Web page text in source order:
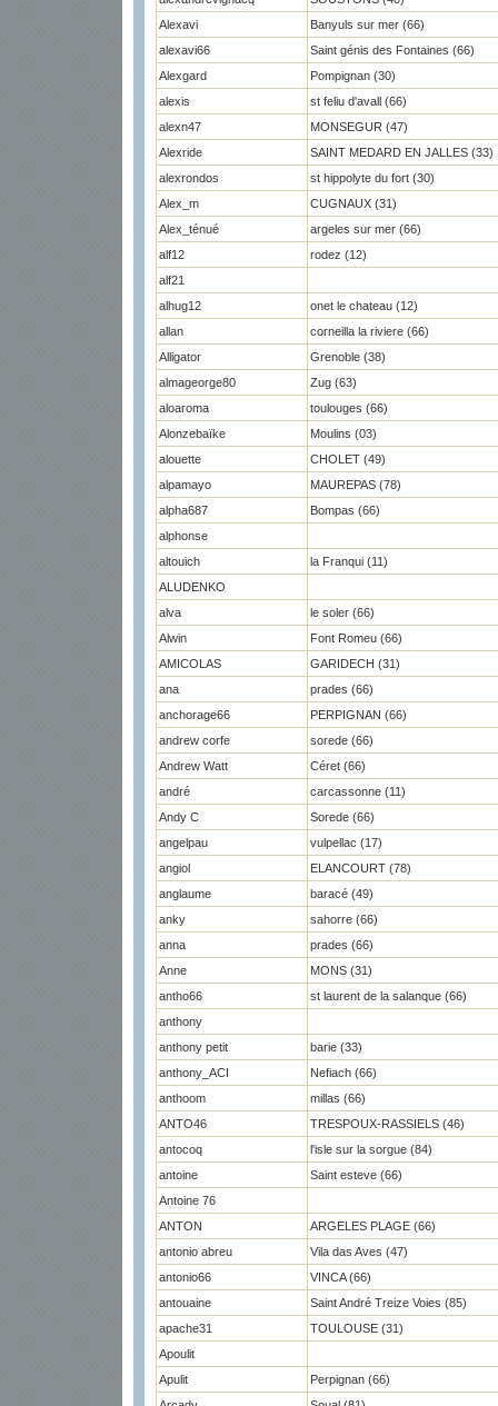
Alexavi
Banyuls sur mer (66)
alexavi66
Saint génis des Fontaines (66)
Alexgard
Pompignan (30)
alexis
st feliu d'avall (66)
alexn47
MONSEGUR (47)
Alexride
SAINT MEDARD EN JALLES (33)
alexrondos
st hippolyte du fort (30)
Alex_m
CUGNAUX (31)
Alex_ténué
argeles sur mer (66)
alf12
rodez (12)
alf21
alhug12
onet le chateau (12)
allan
corneilla la riviere (66)
Alligator
Grenoble (38)
almageorge80
Zug (63)
aloaroma
toulouges (66)
Alonzebaïke
Moulins (03)
alouette
CHOLET (49)
alpamayo
MAUREPAS (78)
alpha687
Bompas (66)
alphonse
altouich
la Franqui (11)
ALUDENKO
alva
le soler (66)
Alwin
Font Romeu (66)
AMICOLAS
GARIDECH (31)
ana
prades (66)
anchorage66
PERPIGNAN (66)
andrew corfe
sorede (66)
Andrew Watt
Céret (66)
andré
carcassonne (11)
Andy C
Sorede (66)
angelpau
vulpellac (17)
angiol
ELANCOURT (78)
anglaume
baracé (49)
anky
sahorre (66)
anna
prades (66)
Anne
MONS (31)
antho66
st laurent de la salanque (66)
anthony
anthony petit
barie (33)
anthony_ACI
Nefiach (66)
anthoom
millas (66)
ANTO46
TRESPOUX-RASSIELS (46)
antocoq
l'isle sur la sorgue (84)
antoine
Saint esteve (66)
Antoine 76
ANTON
ARGELES PLAGE (66)
antonio abreu
Vila das Aves (47)
antonio66
VINCA (66)
antouaine
Saint André Treize Voies (85)
apache31
TOULOUSE (31)
Apoulit
Apulit
Perpignan (66)